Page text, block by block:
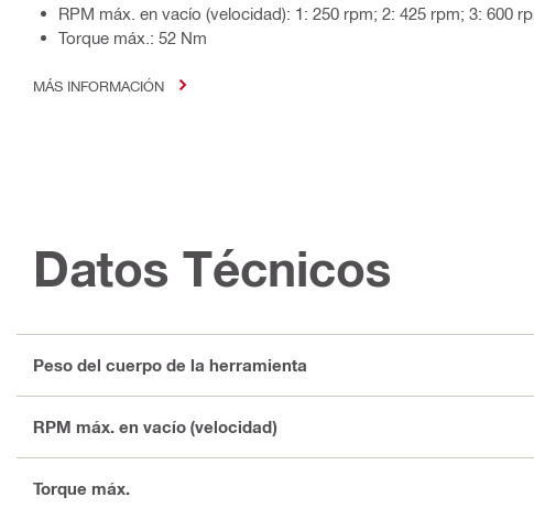
RPM máx. en vacío (velocidad): 1: 250 rpm; 2: 425 rpm; 3: 600
Torque máx.: 52 Nm
MÁS INFORMACIÓN
Datos Técnicos
Peso del cuerpo de la herramienta
RPM máx. en vacío (velocidad)
Torque máx.